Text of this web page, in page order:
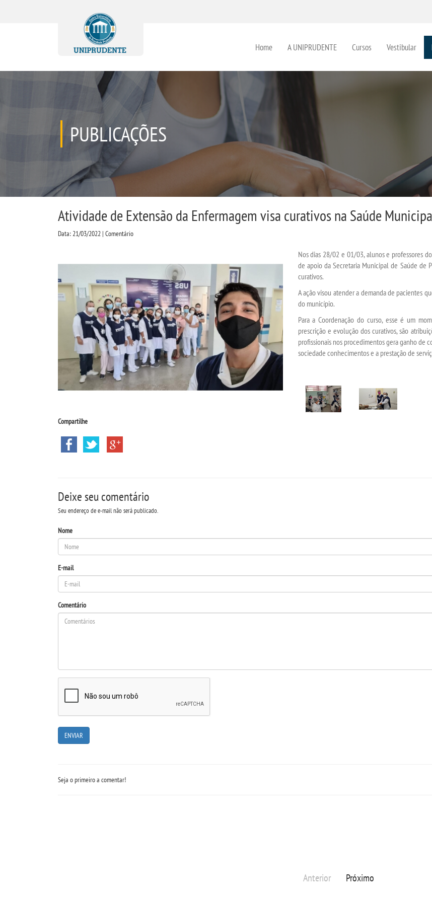
Home A UNIPRUDENTE Cursos Vestibular
PUBLICAÇÕES
Atividade de Extensão da Enfermagem visa curativos na Saúde
Data: 21/03/2022 | Comentário
Compartilhe
Nos dias 28/02 e 01/03, alunos e professores
de apoio da Secretaria Municipal de Saúde de
curativos.
A ação visou atender a demanda de pacientes
do município.
Para a Coordenação do curso, esse é um
prescrição e evolução dos curativos, são
profissionais nos procedimentos gera ganho de
sociedade conhecimentos e a prestação de
Deixe seu comentário
Seu endereço de e-mail não será publicado.
Nome
E-mail
Comentário
Seja o primeiro a comentar!
Anterior Próximo